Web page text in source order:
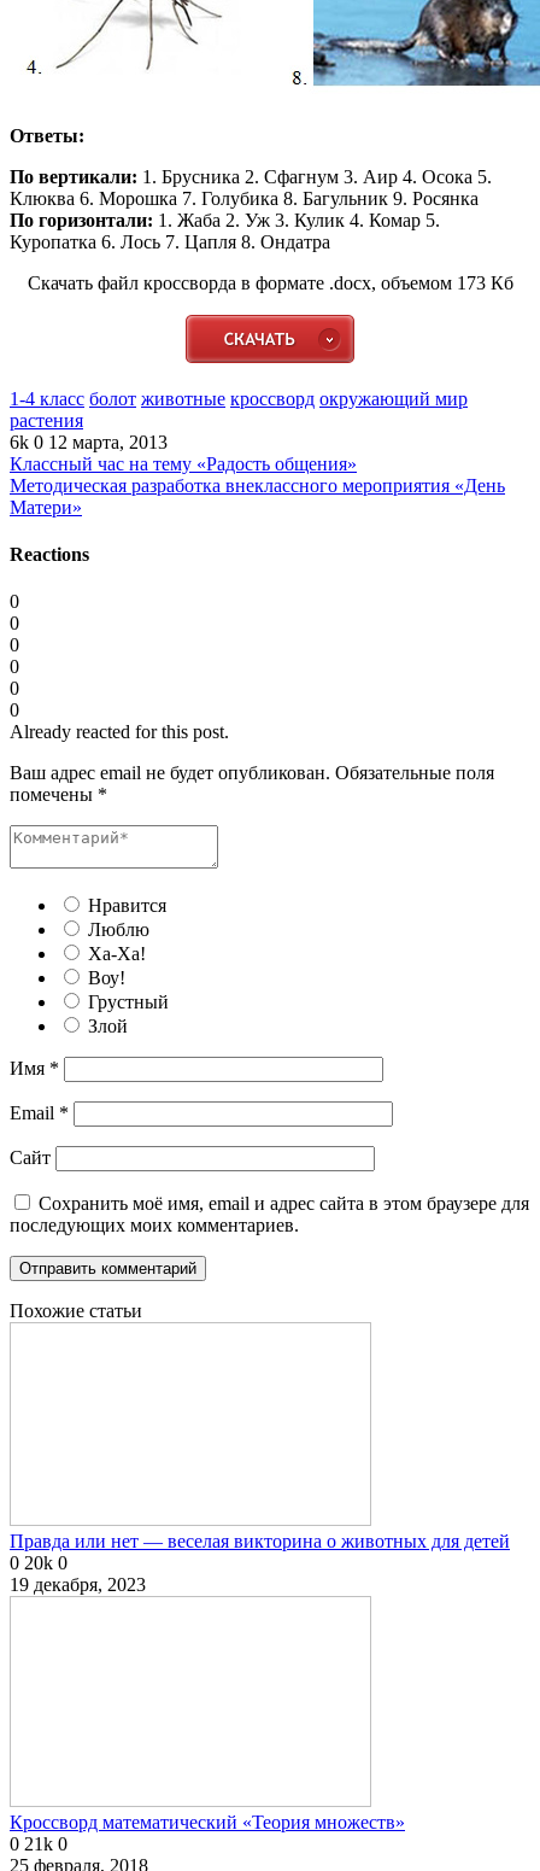
Ответы:
По вертикали: 1. Брусника 2. Сфагнум 3. Аир 4. Осока 5.
Клюква 6. Морошка 7. Голубика 8. Багульник 9. Росянка
По горизонтали: 1. Жаба 2. Уж 3. Кулик 4. Комар 5.
Куропатка 6. Лось 7. Цапля 8. Ондатра
Скачать файл кроссворда в формате .docx, объемом 173 Кб
1-4 класс болот животные кроссворд окружающий мир
растения
6k 0 12 марта, 2013
Классный час на тему «Радость общения»
Методическая разработка внеклассного мероприятия «День
Матери»
Reactions
0
0
0
0
0
0
Already reacted for this post.
Ваш адрес email не будет опубликован. Обязательные поля
помечены *
Нравится
Люблю
Ха-Ха!
Воу!
Грустный
Злой
Имя *
Email *
Сайт
Сохранить моё имя, email и адрес сайта в этом браузере для
последующих моих комментариев.
Похожие статьи
Правда или нет — веселая викторина о животных для детей
0 20k 0
19 декабря, 2023
Кроссворд математический «Теория множеств»
0 21k 0
25 февраля, 2018